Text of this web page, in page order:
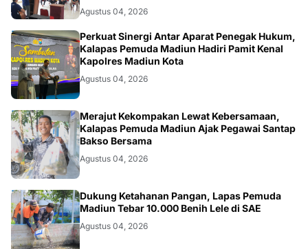
Agustus 04, 2026
MADIUN
Perkuat Sinergi Antar Aparat Penegak Hukum,
Kalapas Pemuda Madiun Hadiri Pamit Kenal
Kapolres Madiun Kota
Agustus 04, 2026
MADIUN
Merajut Kekompakan Lewat Kebersamaan,
Kalapas Pemuda Madiun Ajak Pegawai Santap
Bakso Bersama
Agustus 04, 2026
MADIUN
Dukung Ketahanan Pangan, Lapas Pemuda
Madiun Tebar 10.000 Benih Lele di SAE
Agustus 04, 2026